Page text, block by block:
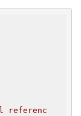
referenc